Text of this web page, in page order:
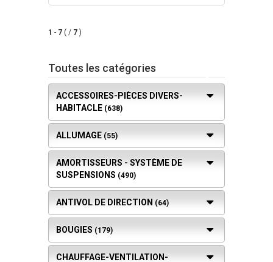
1 - 7 ( / 7 )
Toutes les catégories
ACCESSOIRES-PIÈCES DIVERS-
HABITACLE (638)
ALLUMAGE (55)
AMORTISSEURS - SYSTÈME DE
SUSPENSIONS (490)
ANTIVOL DE DIRECTION (64)
BOUGIES (179)
CHAUFFAGE-VENTILATION-